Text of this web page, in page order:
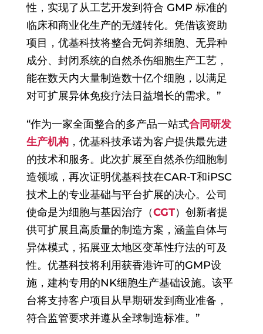
性，实现了从工艺开发到符合 GMP 标准的
临床和商业化生产的无缝转化。凭借该资助
项目，优基科技将整合无饲养细胞、无异种
成分、封闭系统的自然杀伤细胞生产工艺，
能在数天内大量制造数十亿个细胞，以满足
对可扩展异体免疫疗法日益增长的需求。”
“作为一家全面整合的多产品一站式合同研发
生产机构，优基科技承诺为客户提供最先进
的技术和服务。此次扩展至自然杀伤细胞制
造领域，再次证明优基科技在CAR-T和iPSC
技术上的专业基础与平台扩展的决心。公司
使命是为细胞与基因治疗（CGT）创新者提
供可扩展且高质量的制造方案，涵盖自体与
异体模式，拓展亚太地区变革性疗法的可及
性。优基科技将利用获香港许可的GMP设
施，建构专用的NK细胞生产基础设施。该平
台将支持客户项目从早期研发到商业准备，
符合监管要求并遵从全球制造标准。”